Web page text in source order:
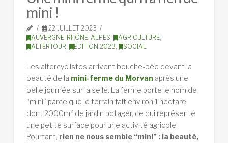
mini !
22 JUILLET 2023
AUVERGNE-RHÔNE-ALPES, AGRICULTURE,
ALTERTOUR, EDITION 2023, SOCIAL
Les altercyclistes arrivent bouche-bée devant la
beauté de la mini-ferme du Morvan après une
belle journée sur la selle. La ferme porte le nom de
“mini” parce que le terrain fait environ 1 hectare
dont 2000m² de jardin potager, ce qui représente
une petite surface pour une activité agricole.
Pourtant, rien ne nous semble “mini” : la beauté,